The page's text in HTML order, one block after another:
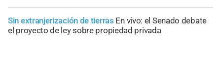
Sin extranjerización de tierras En vivo: el Senado debate
el proyecto de ley sobre propiedad privada